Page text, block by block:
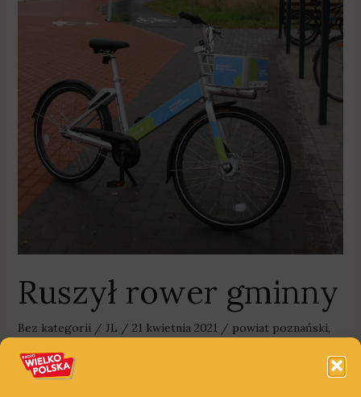
Ruszył rower gminny
Bez kategorii/ JL / 21 kwietnia 2021 / powiat poznański,
Rowerem na pociąg, do sklepu czy na wycieczkę do parku w